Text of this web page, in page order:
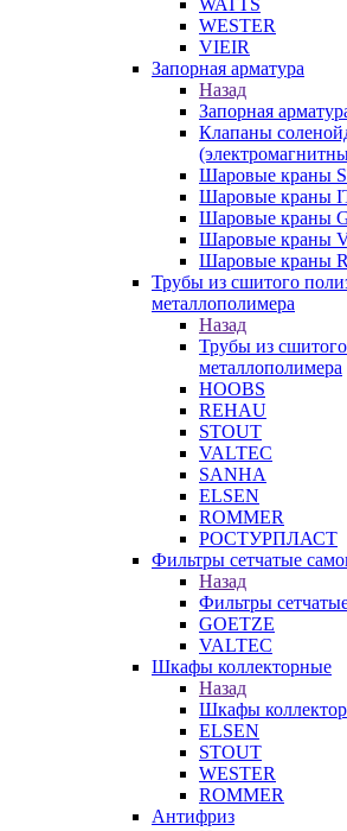
WATTS
WESTER
VIEIR
Запорная арматура
Назад
Запорная
Клапаны
Шаровые краны
Шаровые краны
Шаровые краны
Шаровые краны
Шаровые краны
Трубы из сшитого
металлополимера
Назад
Трубы из
металлополимера
HOOBS
REHAU
STOUT
VALTEC
SANHA
ELSEN
ROMMER
РОСТУРПЛАСТ
Фильтры сетчатые
Назад
Фильтры
GOETZE
VALTEC
Шкафы коллекторные
Назад
Шкафы
ELSEN
STOUT
WESTER
ROMMER
Антифриз